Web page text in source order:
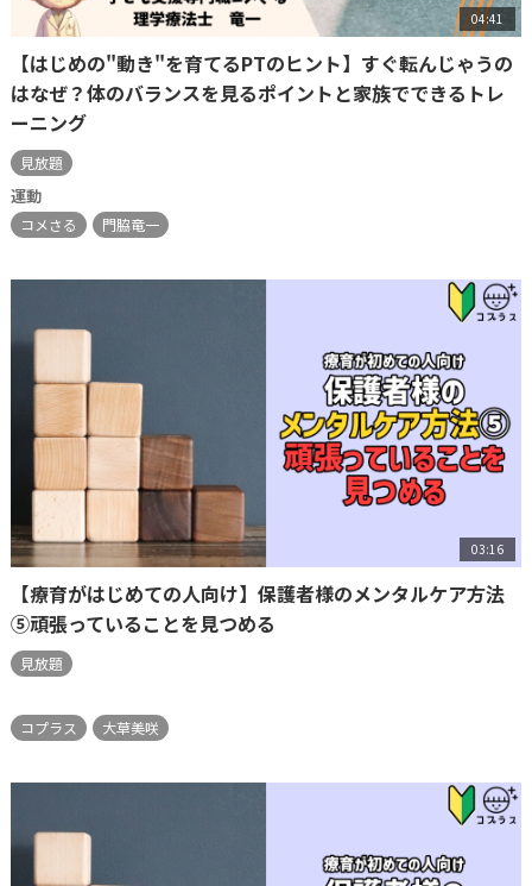
04:41
【はじめの"動き"を育てるPTのヒント】すぐ転んじゃうの
はなぜ？体のバランスを見るポイントと家族でできるトレ
ーニング
見放題
運動
コメさる 門脇竜一
03:16
【療育がはじめての人向け】保護者様のメンタルケア方法
⑤頑張っていることを見つめる
見放題
コプラス 大草美咲